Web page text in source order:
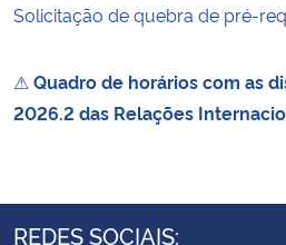
Solicitação de quebra de pré-
⚠ Quadro de horários com as
2026.2 das Relações
REDES SOCIAIS: